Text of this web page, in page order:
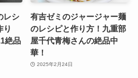
レシ
り
絶品
有吉ゼミのジャージャー麺
のレシピと作り方！九重部
屋千代青梅さんの絶品中
華！
2025年2月24日